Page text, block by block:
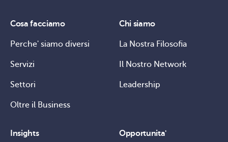
Cosa facciamo
Perche' siamo diversi
Servizi
Settori
Oltre il Business
Chi siamo
La Nostra Filosofia
Il Nostro Network
Leadership
Insights Opportunita'